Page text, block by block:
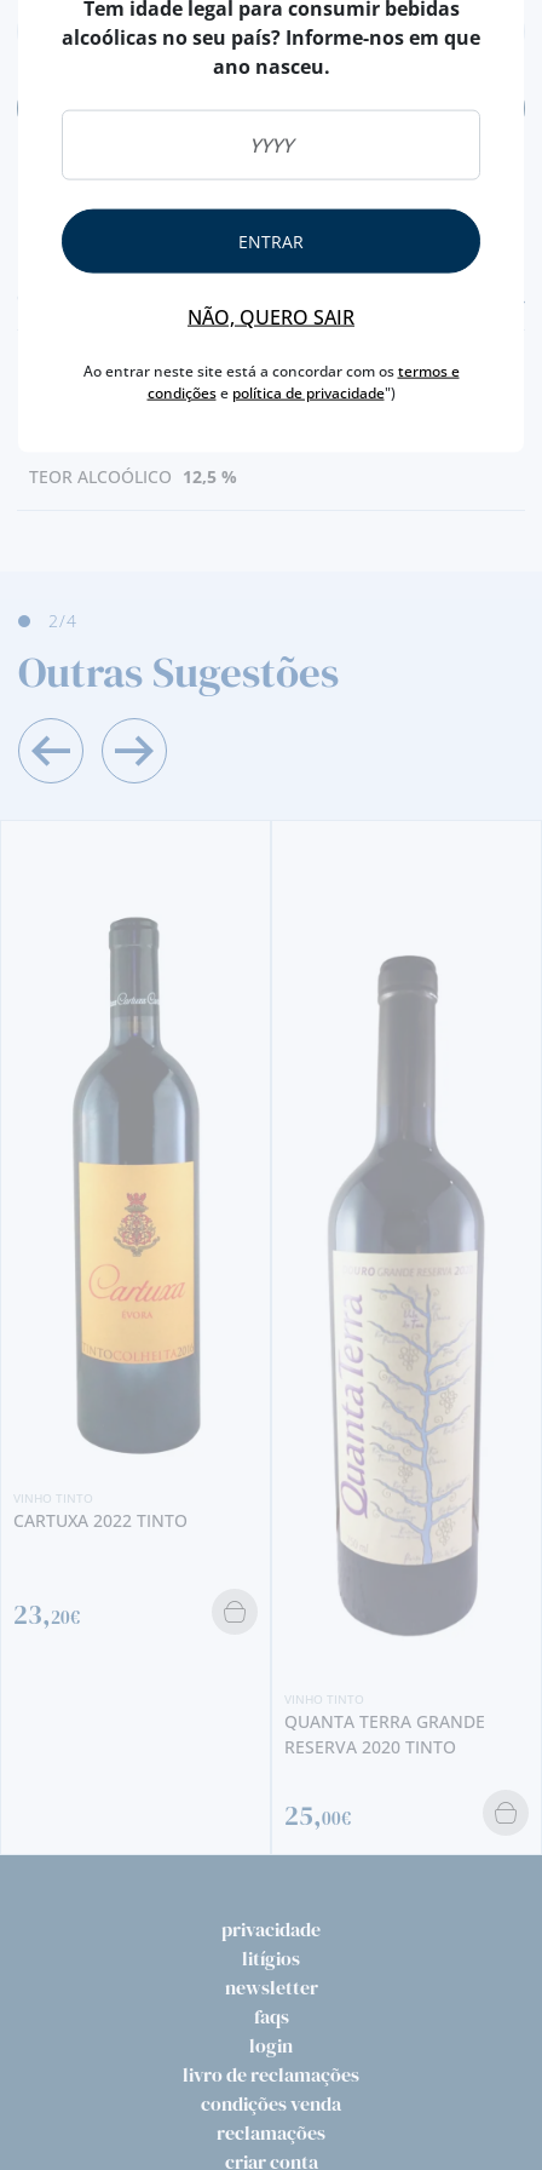
ADICIONAR
MARCA NIEPOORT
75 CL
TEOR ALCOÓLICO 12,5 %
2/4
Outras Sugestões
VINHO TINTO
BATUTA 2016 TINTO
privacidade
litígios
newsletter
faqs
login
livro de reclamações
condições venda
reclamações
criar conta
Tem idade legal para consumir bebidas
alcoólicas no seu país? Informe-nos em que
ano nasceu.
ENTRAR
NÃO, QUERO SAIR
Ao entrar neste site está a concordar com ostermos e
condiçõese política de privacidade")